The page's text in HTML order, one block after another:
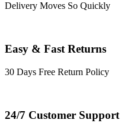
Delivery Moves So Quickly
Easy & Fast Returns
30 Days Free Return Policy
24/7 Customer Support